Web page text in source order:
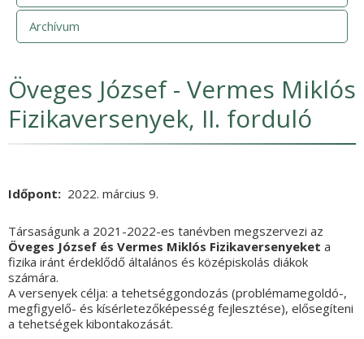
Archívum
Öveges József - Vermes Miklós
Fizikaversenyek, II. forduló
Időpont 2022. március 9.
Társaságunk a 2021-2022-es tanévben megszervezi az
Öveges József és Vermes Miklós Fizikaversenyeket a
fizika iránt érdeklődő általános és középiskolás diákok
számára.
A versenyek célja: a tehetséggondozás (problémamegoldó-,
megfigyelő- és kísérletezőképesség fejlesztése), elősegíteni
a tehetségek kibontakozását.